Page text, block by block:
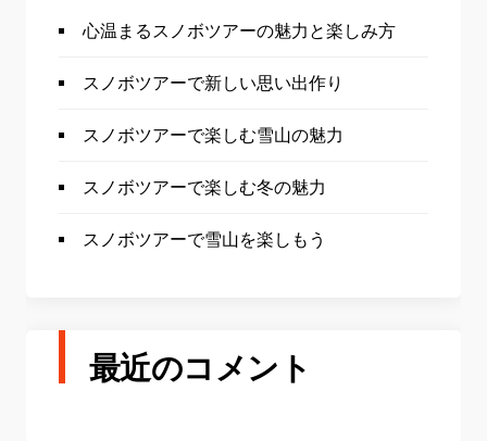
心温まるスノボツアーの魅力と楽しみ方
スノボツアーで新しい思い出作り
スノボツアーで楽しむ雪山の魅力
スノボツアーで楽しむ冬の魅力
スノボツアーで雪山を楽しもう
最近のコメント